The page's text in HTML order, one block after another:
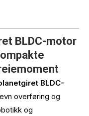
BLDC-motor
BLDC-
overføring og
og